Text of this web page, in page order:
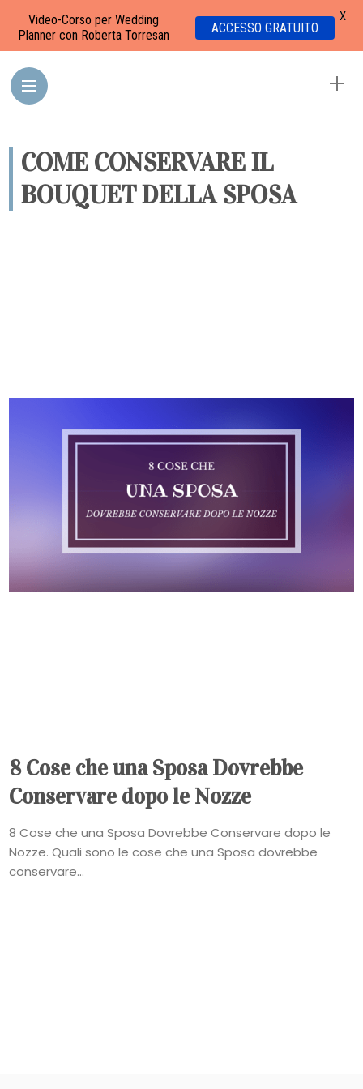
COME CONSERVARE IL
BOUQUET DELLA SPOSA
8 Cose che una Sposa Dovrebbe
Conservare dopo le Nozze
8 Cose che una Sposa Dovrebbe Conservare dopo le
Nozze. Quali sono le cose che una Sposa dovrebbe
conservare...
Video-Corso per Wedding
Planner con Roberta Torresan
ACCESSO GRATUITO
X